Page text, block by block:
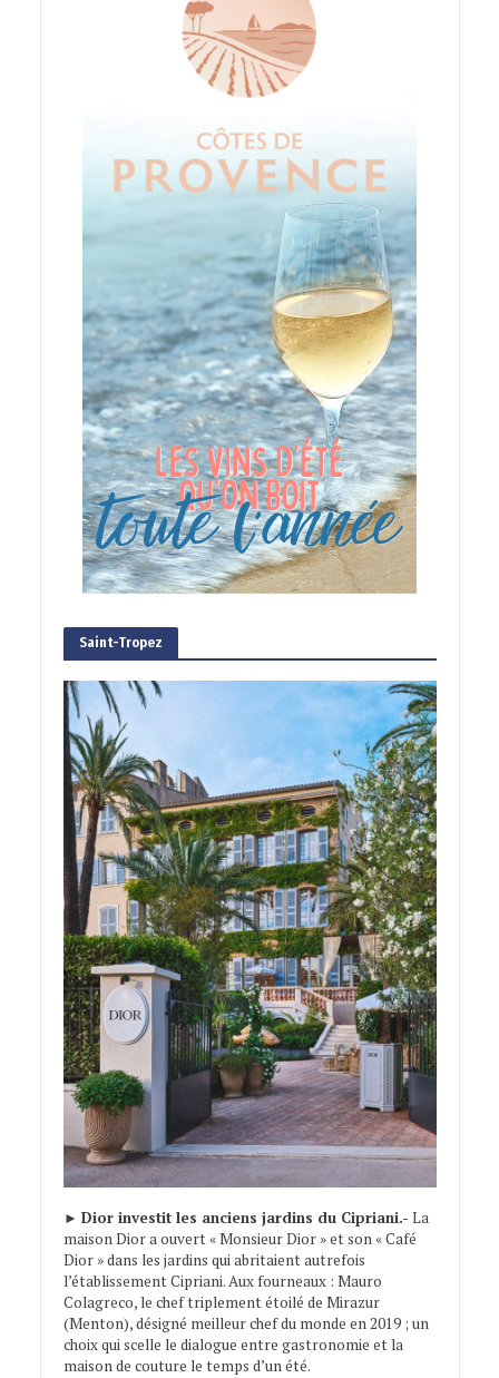
Saint-Tropez
► Dior investit les anciens jardins du Cipriani.- La
maison Dior a ouvert « Monsieur Dior » et son « Café
Dior » dans les jardins qui abritaient autrefois
l’établissement Cipriani. Aux fourneaux : Mauro
Colagreco, le chef triplement étoilé de Mirazur
(Menton), désigné meilleur chef du monde en 2019 ; un
choix qui scelle le dialogue entre gastronomie et la
maison de couture le temps d’un été.